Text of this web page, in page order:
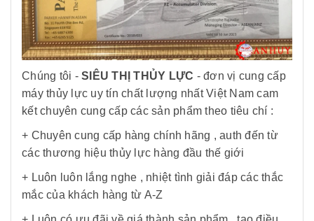
Chúng tôi - SIÊU THỊ THỦY LỰC - đơn vị cung cấp
máy thủy lực uy tín chất lượng nhất Việt Nam cam
kết chuyên cung cấp các sản phẩm theo tiêu chí :
+ Chuyên cung cấp hàng chính hãng , auth đến từ
các thương hiệu thủy lực hàng đầu thế giới
+ Luôn luôn lắng nghe , nhiệt tình giải đáp các thắc
mắc của khách hàng từ A-Z